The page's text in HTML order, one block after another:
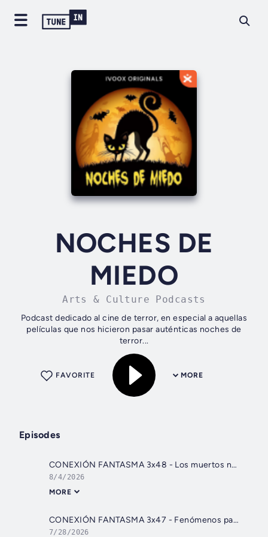
NOCHES DE
MIEDO
Arts & Culture Podcasts
Podcast dedicado al cine de terror, en especial a aquellas
películas que nos hicieron pasar auténticas noches de
terror...
MORE
FAVORITE
Episodes
CONEXIÓN FANTASMA 3x48 - Los muertos nos responden en directo, ponemos la Ghost Box - Episodio exclusivo para mecenas
8/4/2026
MORE
CONEXIÓN FANTASMA 3x47 - Fenómenos paranormales en la casa del asesino
7/28/2026